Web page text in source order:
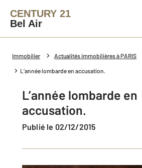
CENTURY 21
Bel Air
Immobilier Actualités immobilières à PARIS
L’année lombarde en accusation.
L’année lombarde en
accusation.
Publié le 02/12/2015